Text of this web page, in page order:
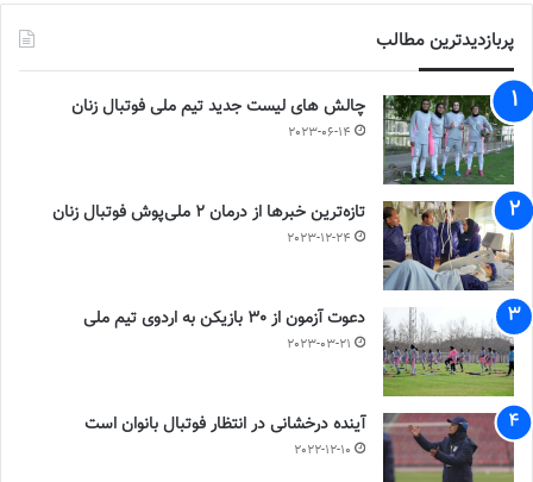
پربازدیدترین مطالب
چالش هاى ليست جدید تيم ملى فوتبال زنان
2023-06-14
تازه‌ترین خبرها از درمان ۲ ملی‌پوش فوتبال زنان
2023-12-24
دعوت آزمون از 30 بازیکن به اردوی تیم ملی
2023-03-21
آینده درخشانی در انتظار فوتبال بانوان است
2022-12-10